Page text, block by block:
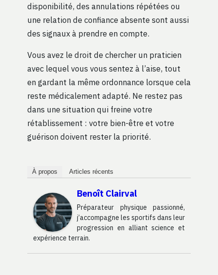
disponibilité, des annulations répétées ou
une relation de confiance absente sont aussi
des signaux à prendre en compte.
Vous avez le droit de chercher un praticien
avec lequel vous vous sentez à l’aise, tout
en gardant la même ordonnance lorsque cela
reste médicalement adapté. Ne restez pas
dans une situation qui freine votre
rétablissement : votre bien-être et votre
guérison doivent rester la priorité.
À propos Articles récents
Benoît Clairval
Préparateur physique passionné,
j’accompagne les sportifs dans leur
progression en alliant science et
expérience terrain.